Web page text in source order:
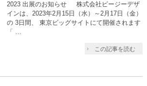
2023 出展のお知らせ 株式会社ピージーデザ
インは、2023年2月15日（水）～2月17日（金）
の 3日間、 東京ビッグサイトにて開催されます
「 …
この記事を読む